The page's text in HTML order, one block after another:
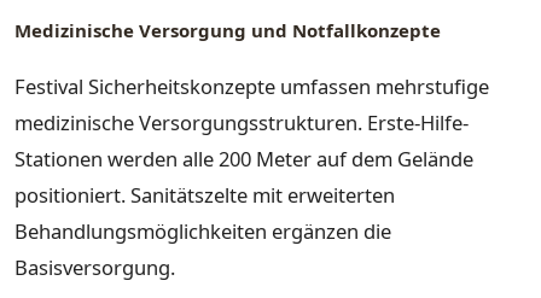
Medizinische Versorgung und Notfallkonzepte
Festival Sicherheitskonzepte umfassen mehrstufige
medizinische Versorgungsstrukturen. Erste-Hilfe-
Stationen werden alle 200 Meter auf dem Gelände
positioniert. Sanitätszelte mit erweiterten
Behandlungsmöglichkeiten ergänzen die
Basisversorgung.